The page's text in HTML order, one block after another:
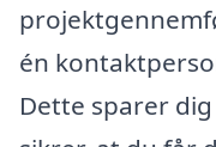
én
Dette sparer